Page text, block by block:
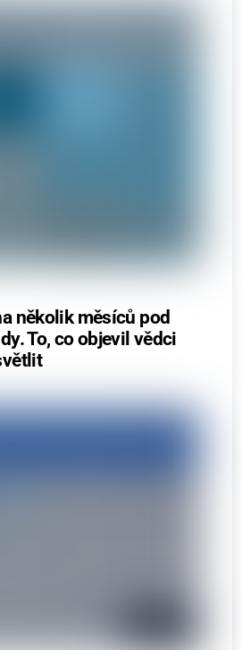
několik měsíců pod
To, co objevil vědci